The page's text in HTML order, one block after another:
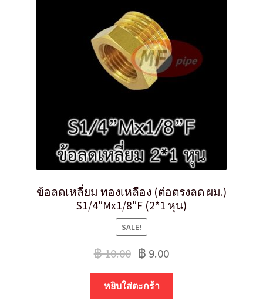
ข้อลดเหลี่ยม ทองเหลือง (ต่อตรงลด ผม.)
S1/4″Mx1/8″F (2*1 หุน)
SALE!
฿10.00 ฿ 9.00
หยิบใส่ตะกร้า